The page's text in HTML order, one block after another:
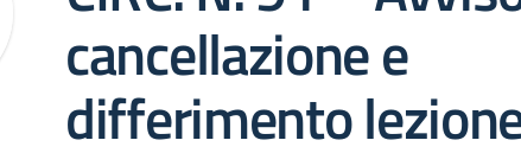
cancellazione e
differimento